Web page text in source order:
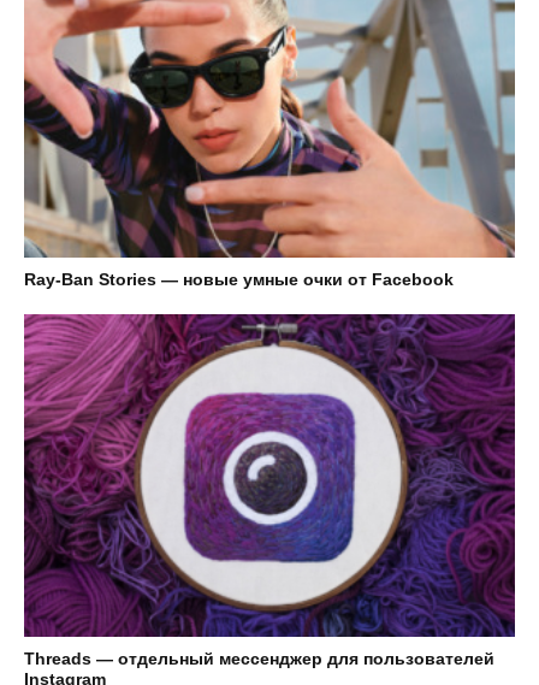
Ray-Ban Stories — новые умные очки от Facebook
Threads — отдельный мессенджер для пользователей
Instagram